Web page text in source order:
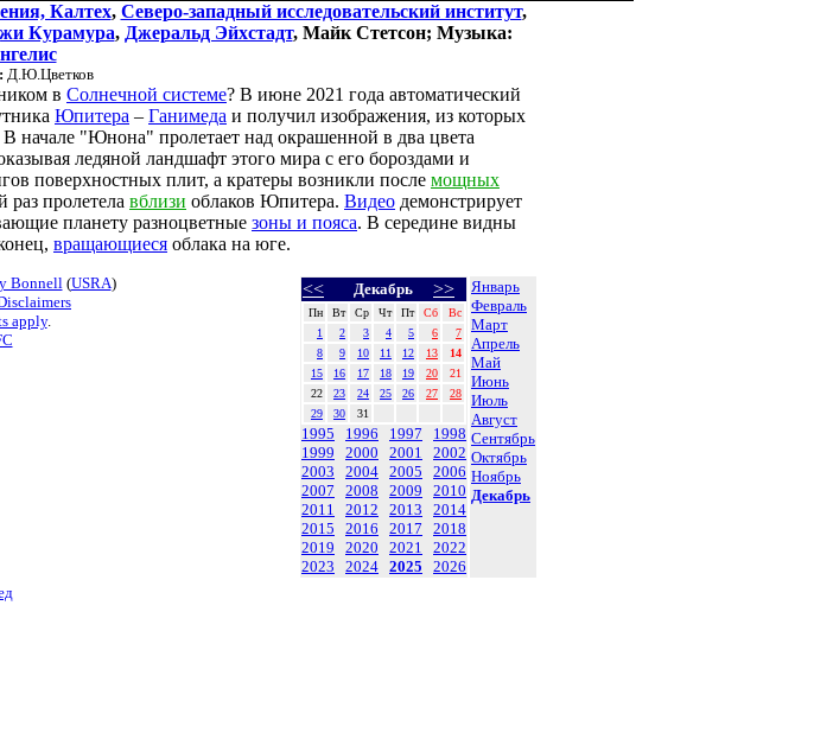
Калтех, Северо-западный исследовательский институт,
Курамура, Джеральд Эйхстадт, Майк Стетсон; Музыка:
Д.Ю.Цветков
в Солнечной системе? В июне 2021 года автоматический
Юпитера – Ганимеда и получил изображения, из которых
В начале "Юнона" пролетает над окрашенной в два цвета
ледяной ландшафт этого мира с его бороздами и
поверхностных плит, а кратеры возникли после мощных
пролетела вблизи облаков Юпитера. Видео демонстрирует
планету разноцветные зоны и пояса. В середине видны
вращающиеся облака на юге.
<< Декабрь >>
Пн Вт Ср Чт Пт Сб
Вс
1
2 3 4 5 6
7
8
9 10 11 12 13
14
15
16 17 18 19 20
21
22
23 24 25 26 27
28
29
30 31
1995 1996 1997
1998
1999
2000 2001
2002
2003
2004 2005
2006
2007
2008 2009
2010
2011
2012 2013
2014
2015
2016 2017
2018
2019
2020 2021
2022
2023
2024 2025 2026
Январь
Февраль
Март
Апрель
Май
Июнь
Июль
Август
Сентябрь
Октябрь
Ноябрь
Декабрь
Bonnell(USRA)
apply.